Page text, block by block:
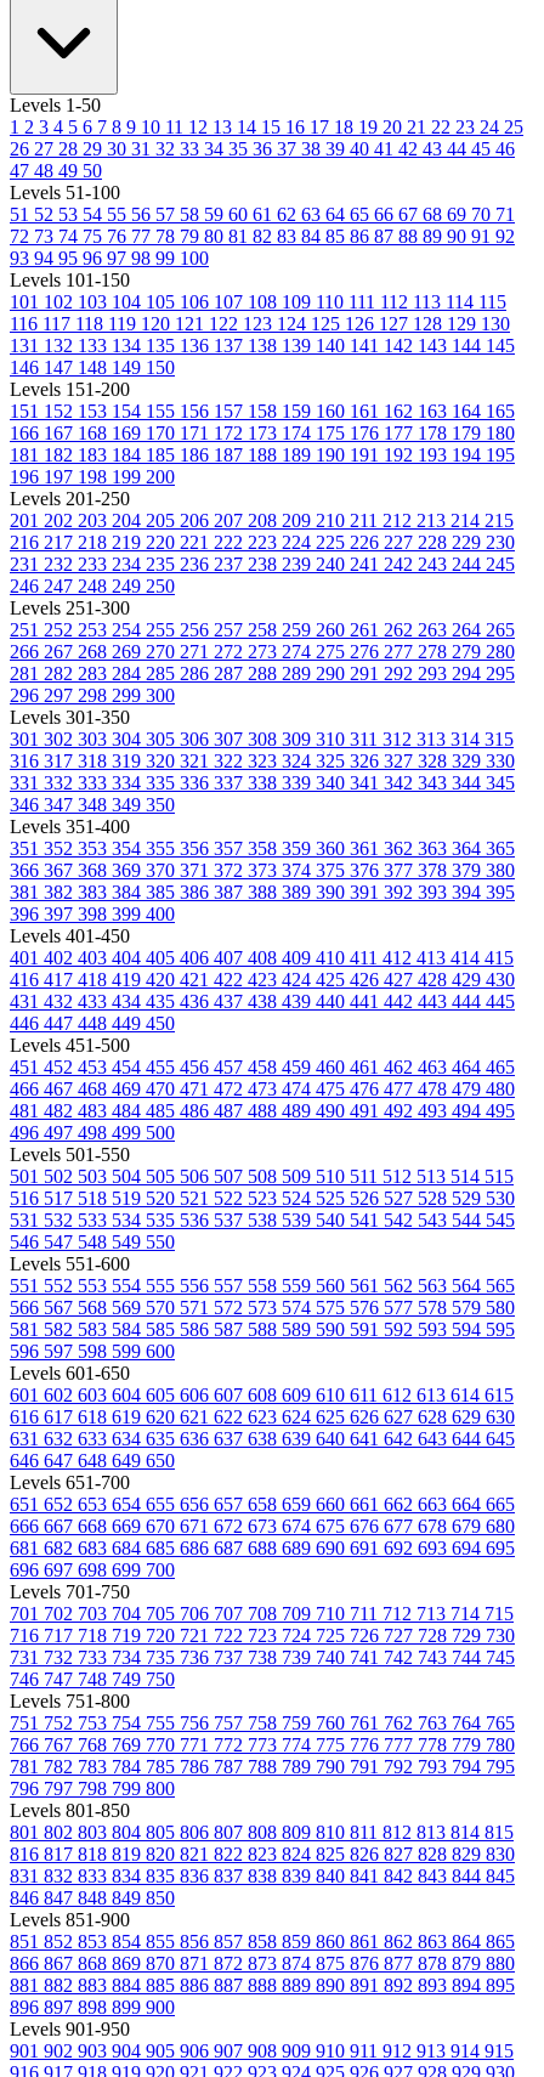
Levels 1-50
1 2 3 4 5 6 7 8 9 10 11 12 13 14 15 16 17 18 19 20 21 22 23 24 25
26 27 28 29 30 31 32 33 34 35 36 37 38 39 40 41 42 43 44 45 46
47 48 49 50
Levels 51-100
51 52 53 54 55 56 57 58 59 60 61 62 63 64 65 66 67 68 69 70 71
72 73 74 75 76 77 78 79 80 81 82 83 84 85 86 87 88 89 90 91 92
93 94 95 96 97 98 99 100
Levels 101-150
101 102 103 104 105 106 107 108 109 110 111 112 113 114 115
116 117 118 119 120 121 122 123 124 125 126 127 128 129 130
131 132 133 134 135 136 137 138 139 140 141 142 143 144 145
146 147 148 149 150
Levels 151-200
151 152 153 154 155 156 157 158 159 160 161 162 163 164 165
166 167 168 169 170 171 172 173 174 175 176 177 178 179 180
181 182 183 184 185 186 187 188 189 190 191 192 193 194 195
196 197 198 199 200
Levels 201-250
201 202 203 204 205 206 207 208 209 210 211 212 213 214 215
216 217 218 219 220 221 222 223 224 225 226 227 228 229 230
231 232 233 234 235 236 237 238 239 240 241 242 243 244 245
246 247 248 249 250
Levels 251-300
251 252 253 254 255 256 257 258 259 260 261 262 263 264 265
266 267 268 269 270 271 272 273 274 275 276 277 278 279 280
281 282 283 284 285 286 287 288 289 290 291 292 293 294 295
296 297 298 299 300
Levels 301-350
301 302 303 304 305 306 307 308 309 310 311 312 313 314 315
316 317 318 319 320 321 322 323 324 325 326 327 328 329 330
331 332 333 334 335 336 337 338 339 340 341 342 343 344 345
346 347 348 349 350
Levels 351-400
351 352 353 354 355 356 357 358 359 360 361 362 363 364 365
366 367 368 369 370 371 372 373 374 375 376 377 378 379 380
381 382 383 384 385 386 387 388 389 390 391 392 393 394 395
396 397 398 399 400
Levels 401-450
401 402 403 404 405 406 407 408 409 410 411 412 413 414 415
416 417 418 419 420 421 422 423 424 425 426 427 428 429 430
431 432 433 434 435 436 437 438 439 440 441 442 443 444 445
446 447 448 449 450
Levels 451-500
451 452 453 454 455 456 457 458 459 460 461 462 463 464 465
466 467 468 469 470 471 472 473 474 475 476 477 478 479 480
481 482 483 484 485 486 487 488 489 490 491 492 493 494 495
496 497 498 499 500
Levels 501-550
501 502 503 504 505 506 507 508 509 510 511 512 513 514 515
516 517 518 519 520 521 522 523 524 525 526 527 528 529 530
531 532 533 534 535 536 537 538 539 540 541 542 543 544 545
546 547 548 549 550
Levels 551-600
551 552 553 554 555 556 557 558 559 560 561 562 563 564 565
566 567 568 569 570 571 572 573 574 575 576 577 578 579 580
581 582 583 584 585 586 587 588 589 590 591 592 593 594 595
596 597 598 599 600
Levels 601-650
601 602 603 604 605 606 607 608 609 610 611 612 613 614 615
616 617 618 619 620 621 622 623 624 625 626 627 628 629 630
631 632 633 634 635 636 637 638 639 640 641 642 643 644 645
646 647 648 649 650
Levels 651-700
651 652 653 654 655 656 657 658 659 660 661 662 663 664 665
666 667 668 669 670 671 672 673 674 675 676 677 678 679 680
681 682 683 684 685 686 687 688 689 690 691 692 693 694 695
696 697 698 699 700
Levels 701-750
701 702 703 704 705 706 707 708 709 710 711 712 713 714 715
716 717 718 719 720 721 722 723 724 725 726 727 728 729 730
731 732 733 734 735 736 737 738 739 740 741 742 743 744 745
746 747 748 749 750
Levels 751-800
751 752 753 754 755 756 757 758 759 760 761 762 763 764 765
766 767 768 769 770 771 772 773 774 775 776 777 778 779 780
781 782 783 784 785 786 787 788 789 790 791 792 793 794 795
796 797 798 799 800
Levels 801-850
801 802 803 804 805 806 807 808 809 810 811 812 813 814 815
816 817 818 819 820 821 822 823 824 825 826 827 828 829 830
831 832 833 834 835 836 837 838 839 840 841 842 843 844 845
846 847 848 849 850
Levels 851-900
851 852 853 854 855 856 857 858 859 860 861 862 863 864 865
866 867 868 869 870 871 872 873 874 875 876 877 878 879 880
881 882 883 884 885 886 887 888 889 890 891 892 893 894 895
896 897 898 899 900
Levels 901-950
901 902 903 904 905 906 907 908 909 910 911 912 913 914 915
916 917 918 919 920 921 922 923 924 925 926 927 928 929 930